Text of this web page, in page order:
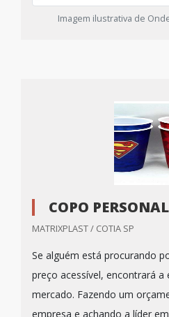
Imagem ilustrativa de
COPO
MATRIXPLAST / COTIA SP
Se alguém está procurando
preço acessível, encontrará a
mercado. Fazendo um
empresa e achando a líder